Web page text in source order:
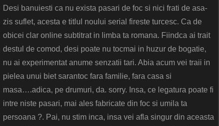
Desi banuiesti ca nu exista pasari de foc si nici frati de asa-
zis suflet, acesta e titlul noului serial fireste turcesc. Ca de
obicei clar online subtitrat in limba ta romana. Fiindca ai trait
destul de comod, desi poate nu tocmai in huzur de bogatie,
nu ai experimentat anume senzatii tari. Abia acum vei traii in
pielea unui biet sarantoc fara familie, fara casa si
masa….adica, pe drumuri, da. sorry. Insa, ce legatura poate fi
intre niste pasari, mai ales fabricate din foc si umila ta
persoana ?. Pai, nu stim inca, insa vei afla singur din aceasta